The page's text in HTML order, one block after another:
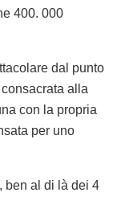
400. 000
dal punto
alla
con la propria
per uno
ben al di là dei 4